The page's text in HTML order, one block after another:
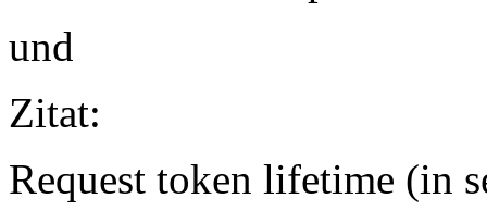
und
Zitat:
Request token lifetime (in